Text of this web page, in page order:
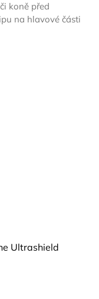
koně před
na hlavové části
Ultrashield